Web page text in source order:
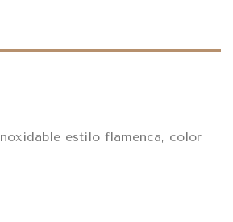
estilo flamenca, color